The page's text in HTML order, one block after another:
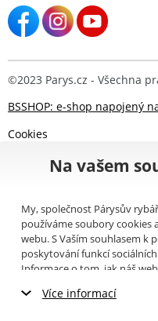
©2023 Parys.cz - Všechna
BSSHOP: e-shop napojený
Cookies
Na vašem
My, společnost Párysův
používáme soubory cookies
webu. S Vaším souhlasem k
poskytování funkcí
Informace o tom, jak náš
můžete přečíst, jak tyto
Více informací